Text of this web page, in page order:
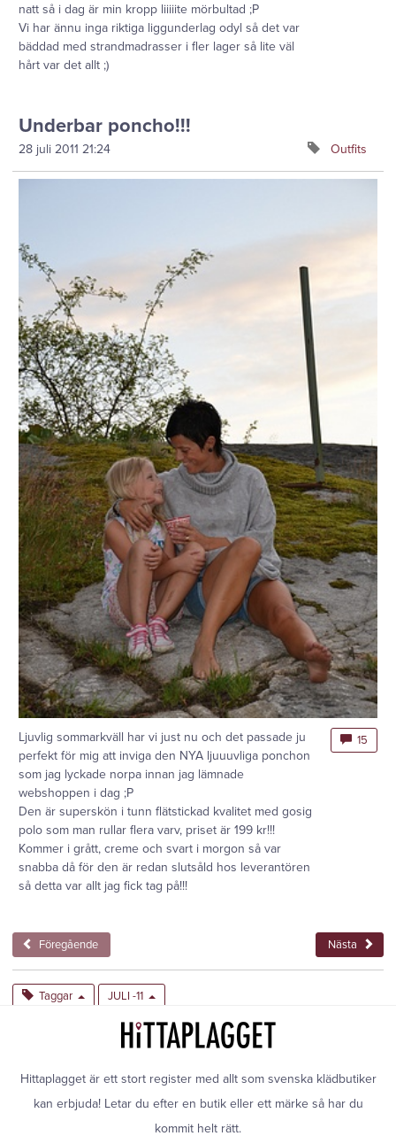
natt så i dag är min kropp liiiiite mörbultad ;P
Vi har ännu inga riktiga liggunderlag odyl så det var
bäddad med strandmadrasser i fler lager så lite väl
hårt var det allt ;)
Underbar poncho!!!
28 juli 2011 21:24 Outfits
Ljuvlig sommarkväll har vi just nu och det passade ju
perfekt för mig att inviga den NYA ljuuuvliga ponchon
som jag lyckade norpa innan jag lämnade
webshoppen i dag ;P
Den är superskön i tunn flätstickad kvalitet med gosig
polo som man rullar flera varv, priset är 199 kr!!!
Kommer i grått, creme och svart i morgon så var
snabba då för den är redan slutsåld hos leverantören
så detta var allt jag fick tag på!!!
15
Föregående Nästa
Taggar JULI -11
Hittaplagget är ett stort register med allt som svenska klädbutiker
kan erbjuda! Letar du efter en butik eller ett märke så har du
kommit helt rätt.